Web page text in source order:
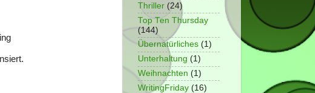
Thriller (24)
Top Ten Thursday
(144)
Übernatürliches (1)
Unterhaltung (1)
Weihnachten (1)
WritingFriday (16)